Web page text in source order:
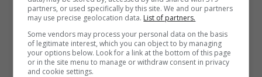
partners, or used specifically by this site. We and our partners
may use precise geolocation data. List of partners.
Some vendors may process your personal data on the basis
of legitimate interest, which you can object to by managing
your options below. Look for a link at the bottom of this page
or in the site menu to manage or withdraw consent in privacy
and cookie settings.